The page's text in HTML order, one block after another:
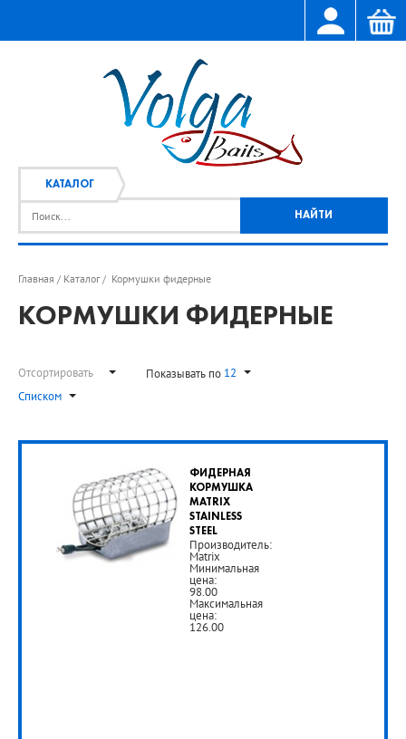
КАТАЛОГ
Главная / Каталог / Кормушки фидерные
КОРМУШКИ ФИДЕРНЫЕ
Отсортировать Показывать по 12
Списком
ФИДЕРНАЯ
КОРМУШКА
MATRIX
STAINLESS
STEEL
Производитель:
Matrix
Минимальная
цена:
98.00
Максимальная
цена:
126.00